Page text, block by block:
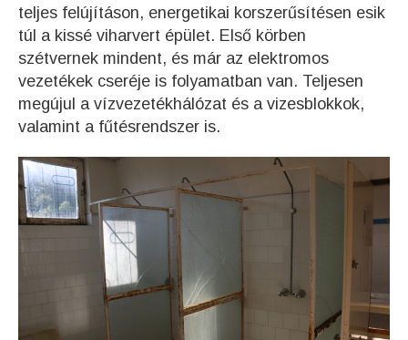
teljes felújításon, energetikai korszerűsítésen esik
túl a kissé viharvert épület. Első körben
szétvernek mindent, és már az elektromos
vezetékek cseréje is folyamatban van. Teljesen
megújul a vízvezetékhálózat és a vizesblokkok,
valamint a fűtésrendszer is.